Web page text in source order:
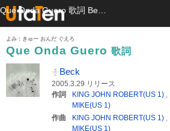
よみ：きゅー おんだ ぐえろ
Que Onda Guero 歌詞
Beck
2005.3.29 リリース
作詞
KING JOHN ROBERT(US 1) ,
MIKE(US 1)
作曲
KING JOHN ROBERT(US 1) ,
MIKE(US 1)